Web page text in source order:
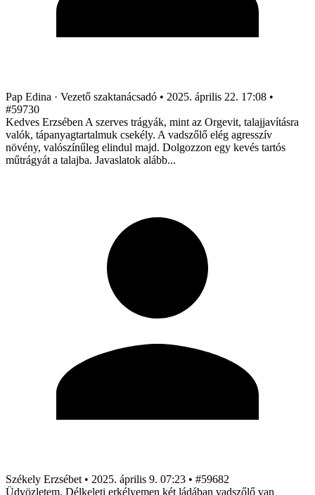
Pap Edina · Vezető szaktanácsadó • 2025. április 22. 17:08 •
#59730
Kedves Erzsében A szerves trágyák, mint az Orgevit, talajjavításra
valók, tápanyagtartalmuk csekély. A vadszőlő elég agresszív
növény, valószínűleg elindul majd. Dolgozzon egy kevés tartós
műtrágyát a talajba. Javaslatok alább...
Székely Erzsébet • 2025. április 9. 07:23 • #59682
Üdvözletem. Délkeleti erkélyemen két ládában vadszőlő van